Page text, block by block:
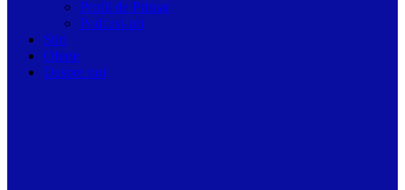
Profil de Primar
Podcast-uri
Stiri
Oferte
Despre noi